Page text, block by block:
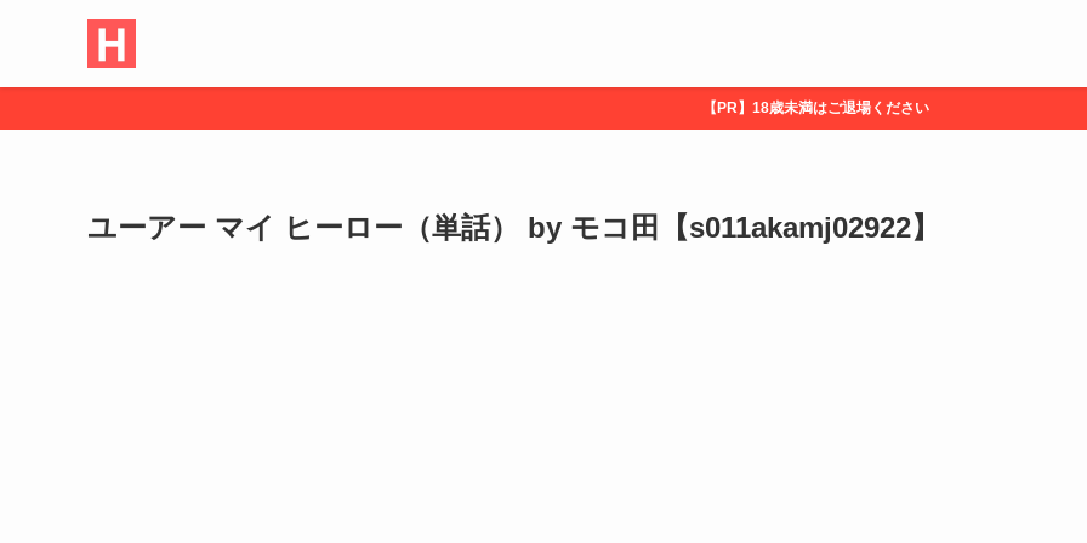
【PR】18歳未満はご退場ください
ユーアー マイ ヒーロー（単話） by モコ田【s011akamj02922】